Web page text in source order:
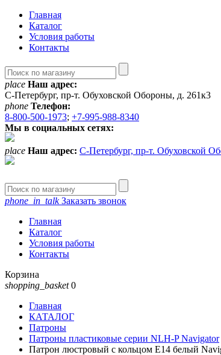
Главная
Каталог
Условия работы
Контакты
place Наш адрес:
С-Петербург, пр-т. Обуховской Обороны, д. 261к3
phone Телефон:
8-800-500-1973; +7-995-988-8340
Мы в социальных сетях:
place Наш адрес: С-Петербург, пр-т. Обуховской
phone_in_talkЗаказать звонок
Главная
Каталог
Условия работы
Контакты
Корзина
shopping_basket 0
Главная
КАТАЛОГ
Патроны
Патроны пластиковые серии NLH-P Navigator
Патрон люстровый с кольцом Е14 белый